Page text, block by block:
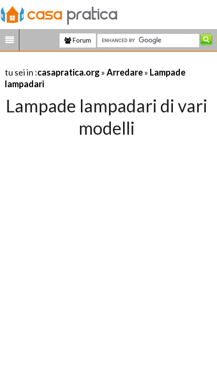
Forum
tu sei in :casapratica.org »Arredare» Lampade
lampadari
Lampade lampadari di vari
modelli